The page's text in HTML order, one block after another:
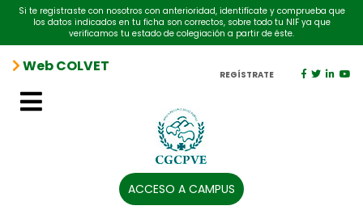
Si te registraste con nosotros con anterioridad, identifícate y comprueba que
los datos indicados en tu ficha son correctos, sobre todo tu NIF ya que
verificamos tu estado de colegiación a partir de éste.
Web COLVET REGÍSTRATE
ACCESO A CAMPUS